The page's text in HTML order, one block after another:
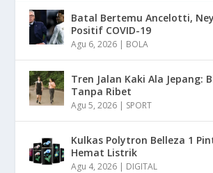
Batal Bertemu Ancelotti,
Positif COVID-19
Agu 6, 2026 | BOLA
Tren Jalan Kaki Ala Jepang:
Tanpa Ribet
Agu 5, 2026 | SPORT
Kulkas Polytron Belleza 1
Hemat Listrik
Agu 4, 2026 | DIGITAL